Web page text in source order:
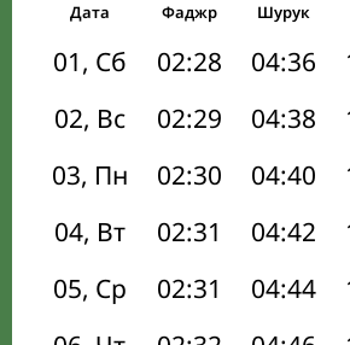
Дата Фаджр Шурук
01, Сб 02:28 04:36
02, Вс
02:29 04:38
03, Пн
02:30 04:40
04, Вт
02:31 04:42
05, Ср
02:31 04:44